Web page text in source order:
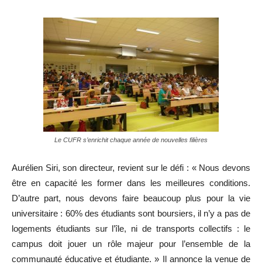
Le CUFR s’enrichit chaque année de nouvelles filières
Aurélien Siri, son directeur, revient sur le défi : « Nous devons
être en capacité les former dans les meilleures conditions.
D’autre part, nous devons faire beaucoup plus pour la vie
universitaire : 60% des étudiants sont boursiers, il n’y a pas de
logements étudiants sur l’île, ni de transports collectifs : le
campus doit jouer un rôle majeur pour l’ensemble de la
communauté éducative et étudiante. » Il annonce la venue de